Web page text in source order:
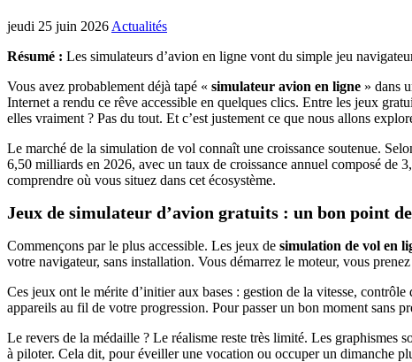
jeudi 25 juin 2026 Actualités
Résumé : Les simulateurs d’avion en ligne vont du simple jeu
Vous avez probablement déjà tapé « simulateur avion en ligne » dans
Internet a rendu ce rêve accessible en quelques clics. Entre les jeux
elles vraiment ? Pas du tout. Et c’est justement ce que nous allons
Le marché de la simulation de vol connaît une croissance soutenue.
6,50 milliards en 2026, avec un taux de croissance annuel composé de
comprendre où vous situez dans cet écosystème.
Jeux de simulateur d’avion gratuits : un bon point
Commençons par le plus accessible. Les jeux de simulation de vol en
votre navigateur, sans installation. Vous démarrez le moteur, vous
Ces jeux ont le mérite d’initier aux bases : gestion de la vitesse,
appareils au fil de votre progression. Pour passer un bon moment sans
Le revers de la médaille ? Le réalisme reste très limité. Les graphismes
à piloter. Cela dit, pour éveiller une vocation ou occuper un dimanche